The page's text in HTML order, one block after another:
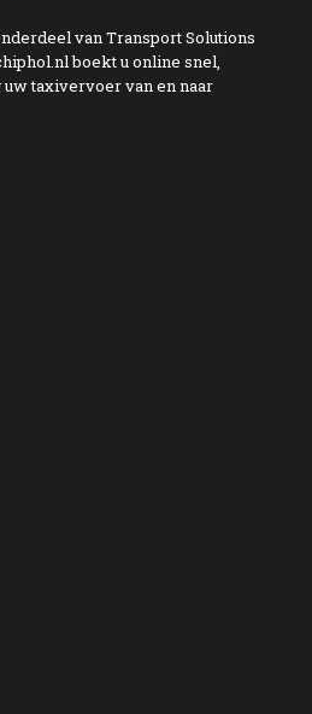
van Transport Solutions
boekt u online snel,
taxivervoer van en naar